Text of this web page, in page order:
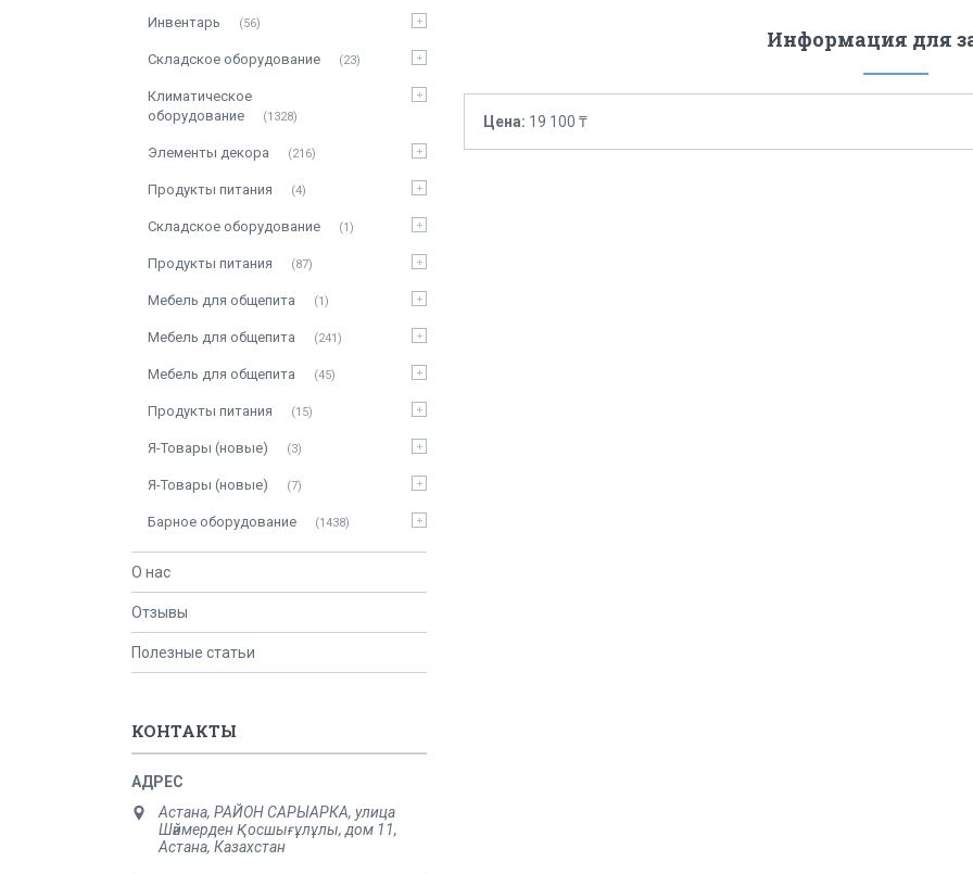
Информация для
Цена: 19 100 ₸
Инвентарь 56
Складское оборудование 23
Климатическое
оборудование
1328
Элементы декора 216
Продукты питания 4
Складское оборудование 1
Продукты питания 87
Мебель для общепита 1
Мебель для общепита 241
Мебель для общепита 45
Продукты питания 15
Я-Товары (новые) 3
Я-Товары (новые) 7
Барное оборудование 1438
О нас
Отзывы
Полезные статьи
КОНТАКТЫ
Астана, РАЙОН САРЫАРКА, улица
Шәймерден Қосшығұлұлы, дом 11,
Астана, Казахстан